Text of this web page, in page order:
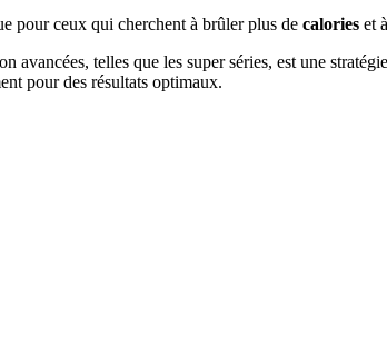
pour ceux qui cherchent à brûler plus de calories et
avancées, telles que les super séries, est une
pour des résultats optimaux.